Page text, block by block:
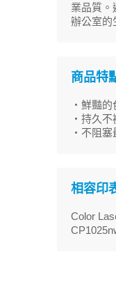
業品質。
辦公室的
商品特
・鮮豔
・持久不
・不阻
相容印
Color